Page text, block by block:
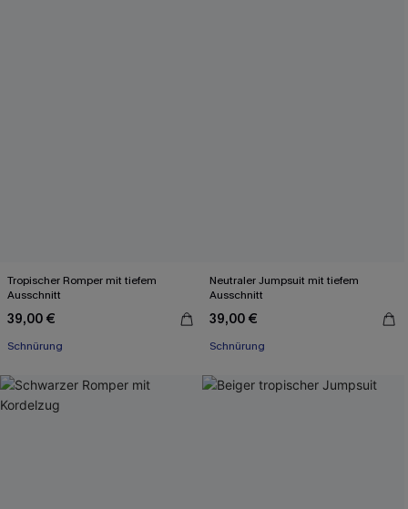
Tropischer Romper mit tiefem
Ausschnitt
39,00 €
Schnürung
Neutraler Jumpsuit mit tiefem
Ausschnitt
39,00 €
Schnürung